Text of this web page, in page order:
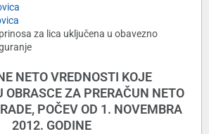
za lica uključena u obavezno
NETO VREDNOSTI KOJE
OBRASCE ZA PRERAČUN NETO
POČEV OD 1. NOVEMBRA
2012. GODINE